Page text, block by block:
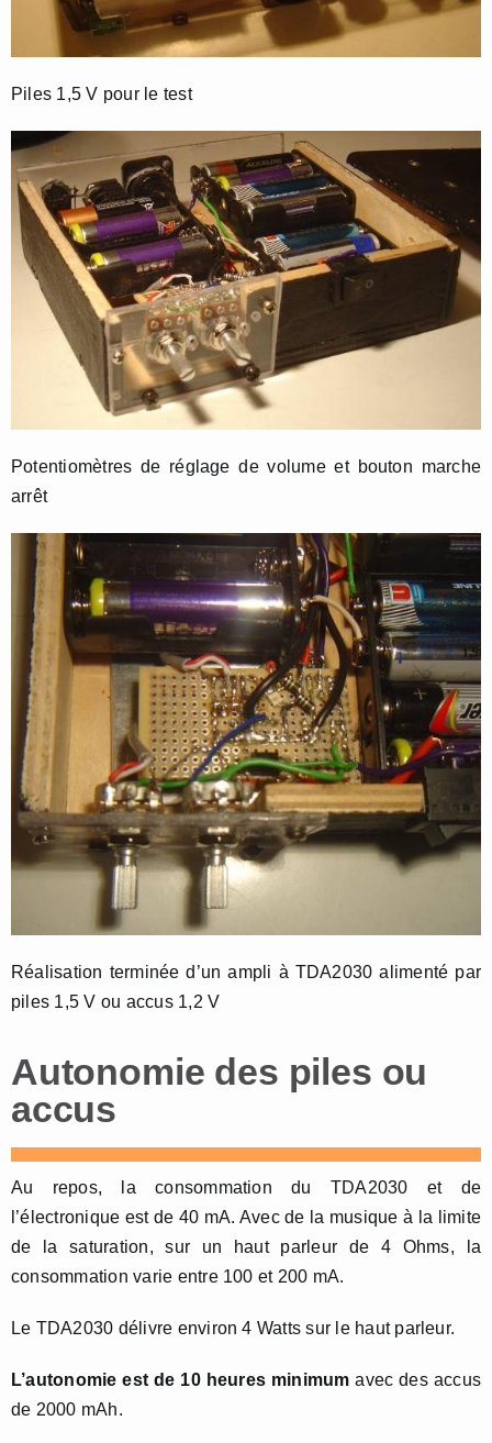
Piles 1,5 V pour le test
Potentiomètres de réglage de volume et bouton marche
arrêt
Réalisation terminée d’un ampli à TDA2030 alimenté par
piles 1,5 V ou accus 1,2 V
Autonomie des piles ou
accus
Au repos, la consommation du TDA2030 et de
l’électronique est de 40 mA. Avec de la musique à la limite
de la saturation, sur un haut parleur de 4 Ohms, la
consommation varie entre 100 et 200 mA.
Le TDA2030 délivre environ 4 Watts sur le haut parleur.
L’autonomie est de 10 heures minimum avec des accus
de 2000 mAh.